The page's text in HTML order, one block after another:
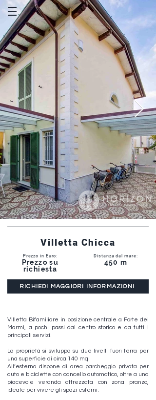
Villetta Chicca
Prezzo in Euro:
Prezzo su
richiesta
Distanza dal mare:
450 m
RICHIEDI MAGGIORI INFORMAZIONI
Villetta Bifamiliare in posizione centrale a Forte dei
Marmi, a pochi passi dal centro storico e da tutti i
principali servizi.
La proprietà si sviluppa su due livelli fuori terra per
una superficie di circa 140 mq.
All’esterno dispone di area parcheggio privata per
auto e biciclette con cancello automatico, oltre a una
piacevole veranda attrezzata con zona pranzo,
ideale per vivere gli spazi esterni.